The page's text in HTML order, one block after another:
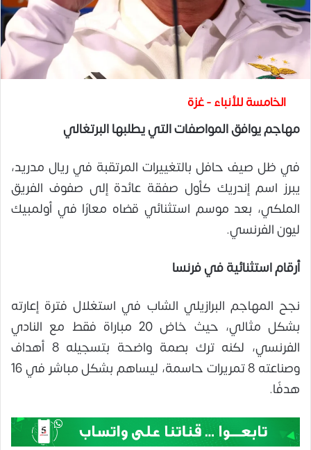
الخامسة للأنباء - غزة
مهاجم يوافق المواصفات التي يطلبها البرتغالي
في ظل صيف حافل بالتغييرات المرتقبة في ريال مدريد،
يبرز اسم إندريك كأول صفقة عائدة إلى صفوف الفريق
الملكي، بعد موسم استثنائي قضاه معارًا في أولمبيك
ليون الفرنسي.
أرقام استثنائية في فرنسا
نجح المهاجم البرازيلي الشاب في استغلال فترة إعارته
بشكل مثالي، حيث خاض 20 مباراة فقط مع النادي
الفرنسي، لكنه ترك بصمة واضحة بتسجيله 8 أهداف
وصناعته 8 تمريرات حاسمة، ليساهم بشكل مباشر في 16
هدفًا.